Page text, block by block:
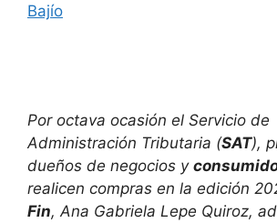
Bajío
Por octava ocasión el Servicio de
Administración Tributaria (SAT),
dueños de negocios y
realicen compras en la edición
Fin, Ana Gabriela Lepe Quiroz,